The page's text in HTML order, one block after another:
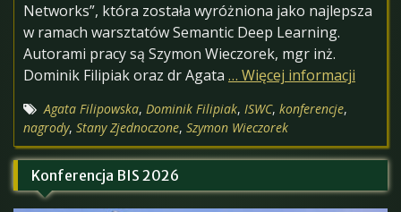
Networks”, która została wyróżniona jako najlepsza
w ramach warsztatów Semantic Deep Learning.
Autorami pracy są Szymon Wieczorek, mgr inż.
Dominik Filipiak oraz dr Agata … Więcej informacji
Agata Filipowska, Dominik Filipiak, ISWC, konferencje,
nagrody, Stany Zjednoczone, Szymon Wieczorek
Konferencja BIS 2026